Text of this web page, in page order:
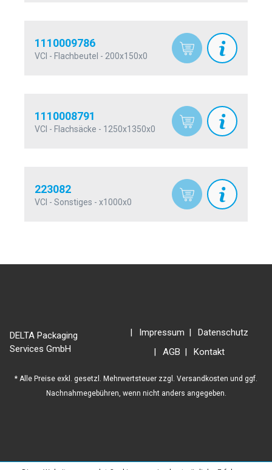
1110009786
VCI - Flachbeutel - 200x150x0
1110008791
VCI - Flachsäcke - 1250x1350x0
223082
VCI - Sonstiges - x1000x0
DELTA Packaging
Services GmbH
Impressum
Datenschutz
AGB
Kontakt
* Alle Preise exkl. gesetzl. Mehrwertsteuer zzgl. Versandkosten und ggf.
Nachnahmegebühren, wenn nicht anders angegeben.